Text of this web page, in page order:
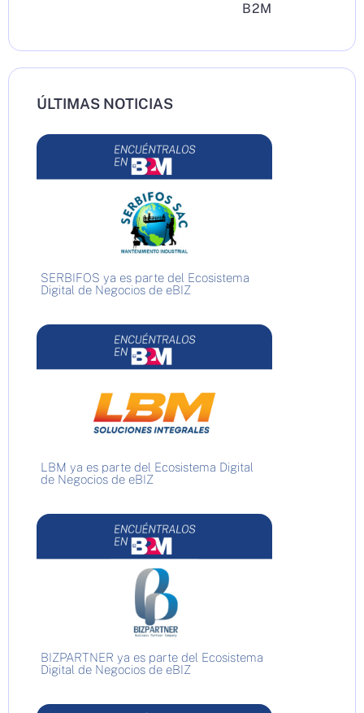
B2M
ÚLTIMAS NOTICIAS
SERBIFOS ya es parte del Ecosistema
Digital de Negocios de eBIZ
LBM ya es parte del Ecosistema Digital
de Negocios de eBIZ
BIZPARTNER ya es parte del Ecosistema
Digital de Negocios de eBIZ